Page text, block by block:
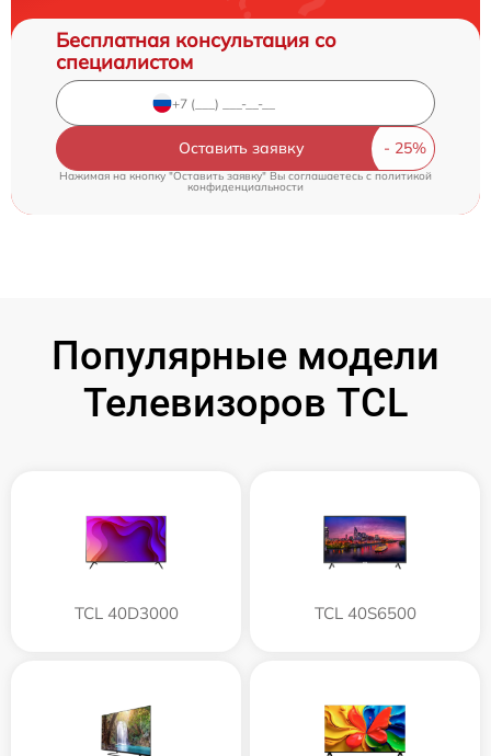
Бесплатная консультация со
специалистом
Оставить заявку
Нажимая на кнопку "Оставить заявку" Вы соглашаетесь cполитикой
конфиденциальности
Популярные модели
Телевизоров TCL
TCL 40D3000 TCL 40S6500